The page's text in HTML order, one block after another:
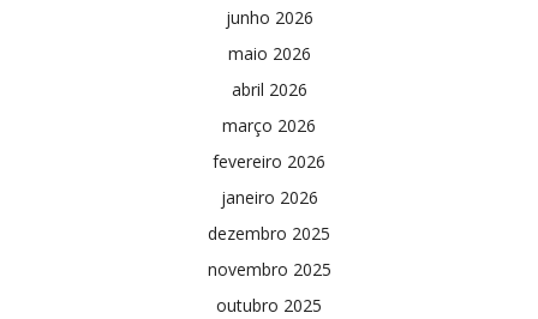
junho 2026
maio 2026
abril 2026
março 2026
fevereiro 2026
janeiro 2026
dezembro 2025
novembro 2025
outubro 2025